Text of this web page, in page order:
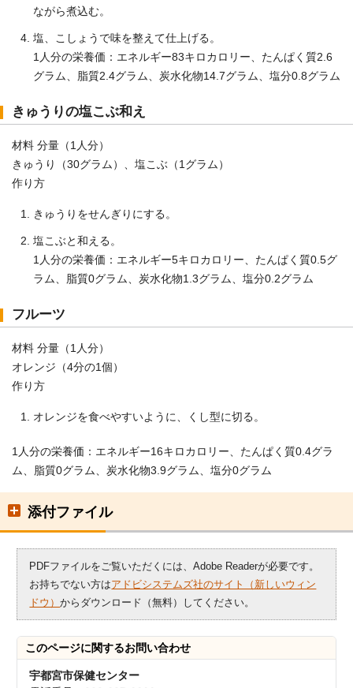
ながら煮込む。
塩、こしょうで味を整えて仕上げる。
1人分の栄養価：エネルギー83キロカロリー、たんぱく質2.6
グラム、脂質2.4グラム、炭水化物14.7グラム、塩分0.8グラム
きゅうりの塩こぶ和え
材料 分量（1人分）
きゅうり（30グラム）、塩こぶ（1グラム）
作り方
きゅうりをせんぎりにする。
塩こぶと和える。
1人分の栄養価：エネルギー5キロカロリー、たんぱく質0.5グ
ラム、脂質0グラム、炭水化物1.3グラム、塩分0.2グラム
フルーツ
材料 分量（1人分）
オレンジ（4分の1個）
作り方
オレンジを食べやすいように、くし型に切る。
1人分の栄養価：エネルギー16キロカロリー、たんぱく質0.4グラ
ム、脂質0グラム、炭水化物3.9グラム、塩分0グラム
添付ファイル
PDFファイルをご覧いただくには、Adobe Readerが必要です。
お持ちでない方はアドビシステムズ社のサイト（新しいウィン
ドウ）からダウンロード（無料）してください。
このページに関するお問い合わせ
宇都宮市保健センター